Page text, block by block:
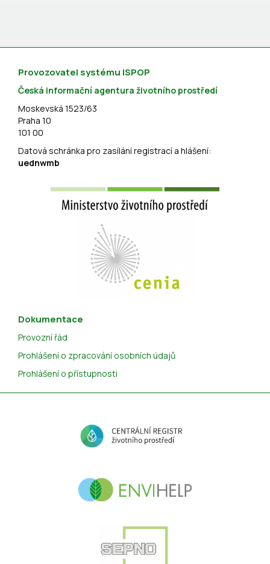
Provozovatel systému ISPOP
Česká informační agentura životního prostředí
Moskevská 1523/63
Praha 10
101 00
Datová schránka pro zasílání registrací a hlášení:
uednwmb
Dokumentace
Provozní řád
Prohlášení o zpracování osobních údajů
Prohlášení o přístupnosti